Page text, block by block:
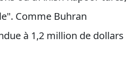
Comme Buhran
à 1,2 million de dollars